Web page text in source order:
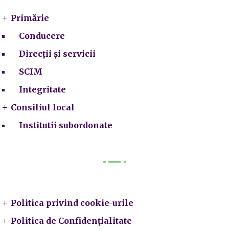
Primărie
Conducere
Direcții și servicii
SCIM
Integritate
Consiliul local
Institutii subordonate
Politica privind cookie-urile
Politica de Confidențialitate